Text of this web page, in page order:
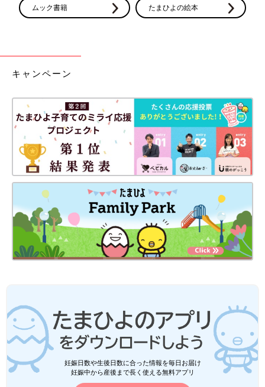
透明で中身が見えるので管理しやすく、汚れにも強くクローゼッ
車内やアウトドアグッズなどの収納にも◎。バッグタイプはお子
さん用の保育園のお昼寝布団を入れるBAGとして使用しているマ
マやパパも多いです！
【KALDI】みんな大好きカルディのイチ
オシは…？ カルディマニアに聞いたオス
スメも！
世界の料理が楽しめるカルディでリピ買いして
いる商品を「たまひよ」アプリユーザーに聞く
とともに、カルディマニアあり、料理研究家の
ヤミーさんにオススメのおかずに役立つ調味料
や、食品についてご紹介します。
どれも気になるアイテムばかりですね。中でも私が気になったの
は、石鹸ケースです。すぐにチェックしてみたいと思います！
（取材・文／酒井範子、たまひよONLINE編集部）
※記事の内容は2025年3月の情報で、現在と異なる場合がありま
す。
3coins_junkoさん
ムック書籍 たまひよの絵本
キャンペーン
妊娠日数や生後日数に合った情報を毎日お届け
妊娠中から産後まで長く使える無料アプリ